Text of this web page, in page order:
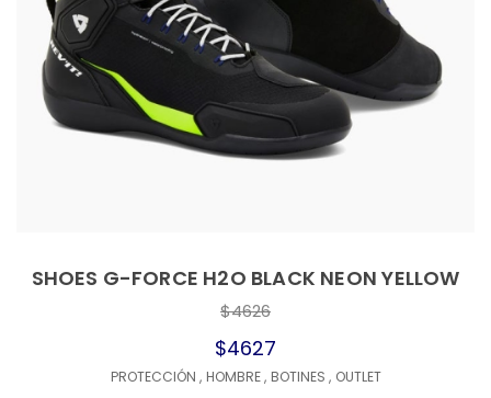
SHOES G-FORCE H2O BLACK NEON YELLOW
$4626
$4627
PROTECCIÓN , HOMBRE, BOTINES , OUTLET